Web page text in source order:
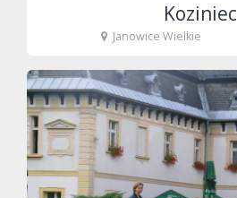
Koziniec
Janowice Wielkie